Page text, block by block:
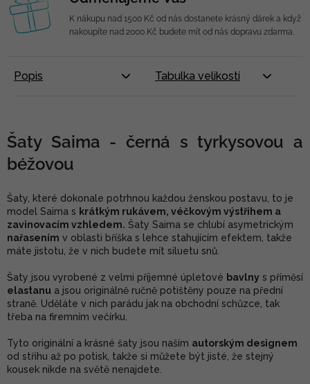
K nákupu nad 1500 Kč od nás dostanete krásný dárek a když
nakoupíte nad 2000 Kč budete mít od nás dopravu zdarma.
Popis Tabulka velikostí
Šaty Saima - černá s tyrkysovou a
béžovou
Šaty, které dokonale potrhnou každou ženskou postavu, to je
model Saima s krátkým rukávem, véčkovým výstřihem a
zavinovacím vzhledem. Šaty Saima se chlubí asymetrickým
nařasením v oblasti bříška s lehce stahujícím efektem, takže
máte jistotu, že v nich budete mít siluetu snů.
Šaty jsou vyrobené z velmi příjemné úpletové bavlny s příměsí
elastanu a jsou originálně ručně potištěny pouze na přední
straně. Uděláte v nich parádu jak na obchodní schůzce, tak
třeba na firemním večírku.
Tyto originální a krásné šaty jsou naším autorským designem
od střihu až po potisk, takže si můžete být jisté, že stejný
kousek nikde na světě nenajdete.